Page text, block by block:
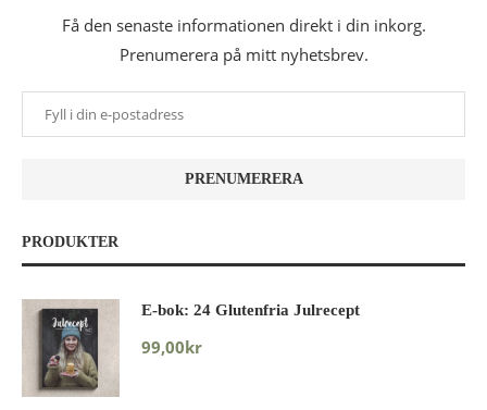
Få den senaste informationen direkt i din inkorg.
Prenumerera på mitt nyhetsbrev.
PRODUKTER
E-bok: 24 Glutenfria Julrecept
99,00kr